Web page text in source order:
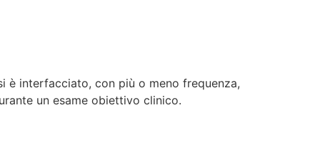
è interfacciato, con più o meno frequenza,
un esame obiettivo clinico.